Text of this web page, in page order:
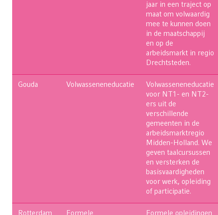
jaar in een traject op
maat om volwaardig
mee te kunnen doen
in de maatschappij
en op de
arbeidsmarkt in regio
Drechtsteden.
Gouda Volwasseneneducatie
Volwasseneneducatie
voor NT1- en NT2-
ers uit de
verschillende
gemeenten in de
arbeidsmarktregio
Midden-Holland. We
geven taalcursussen
en versterken de
basisvaardigheden
voor werk, opleiding
of participatie.